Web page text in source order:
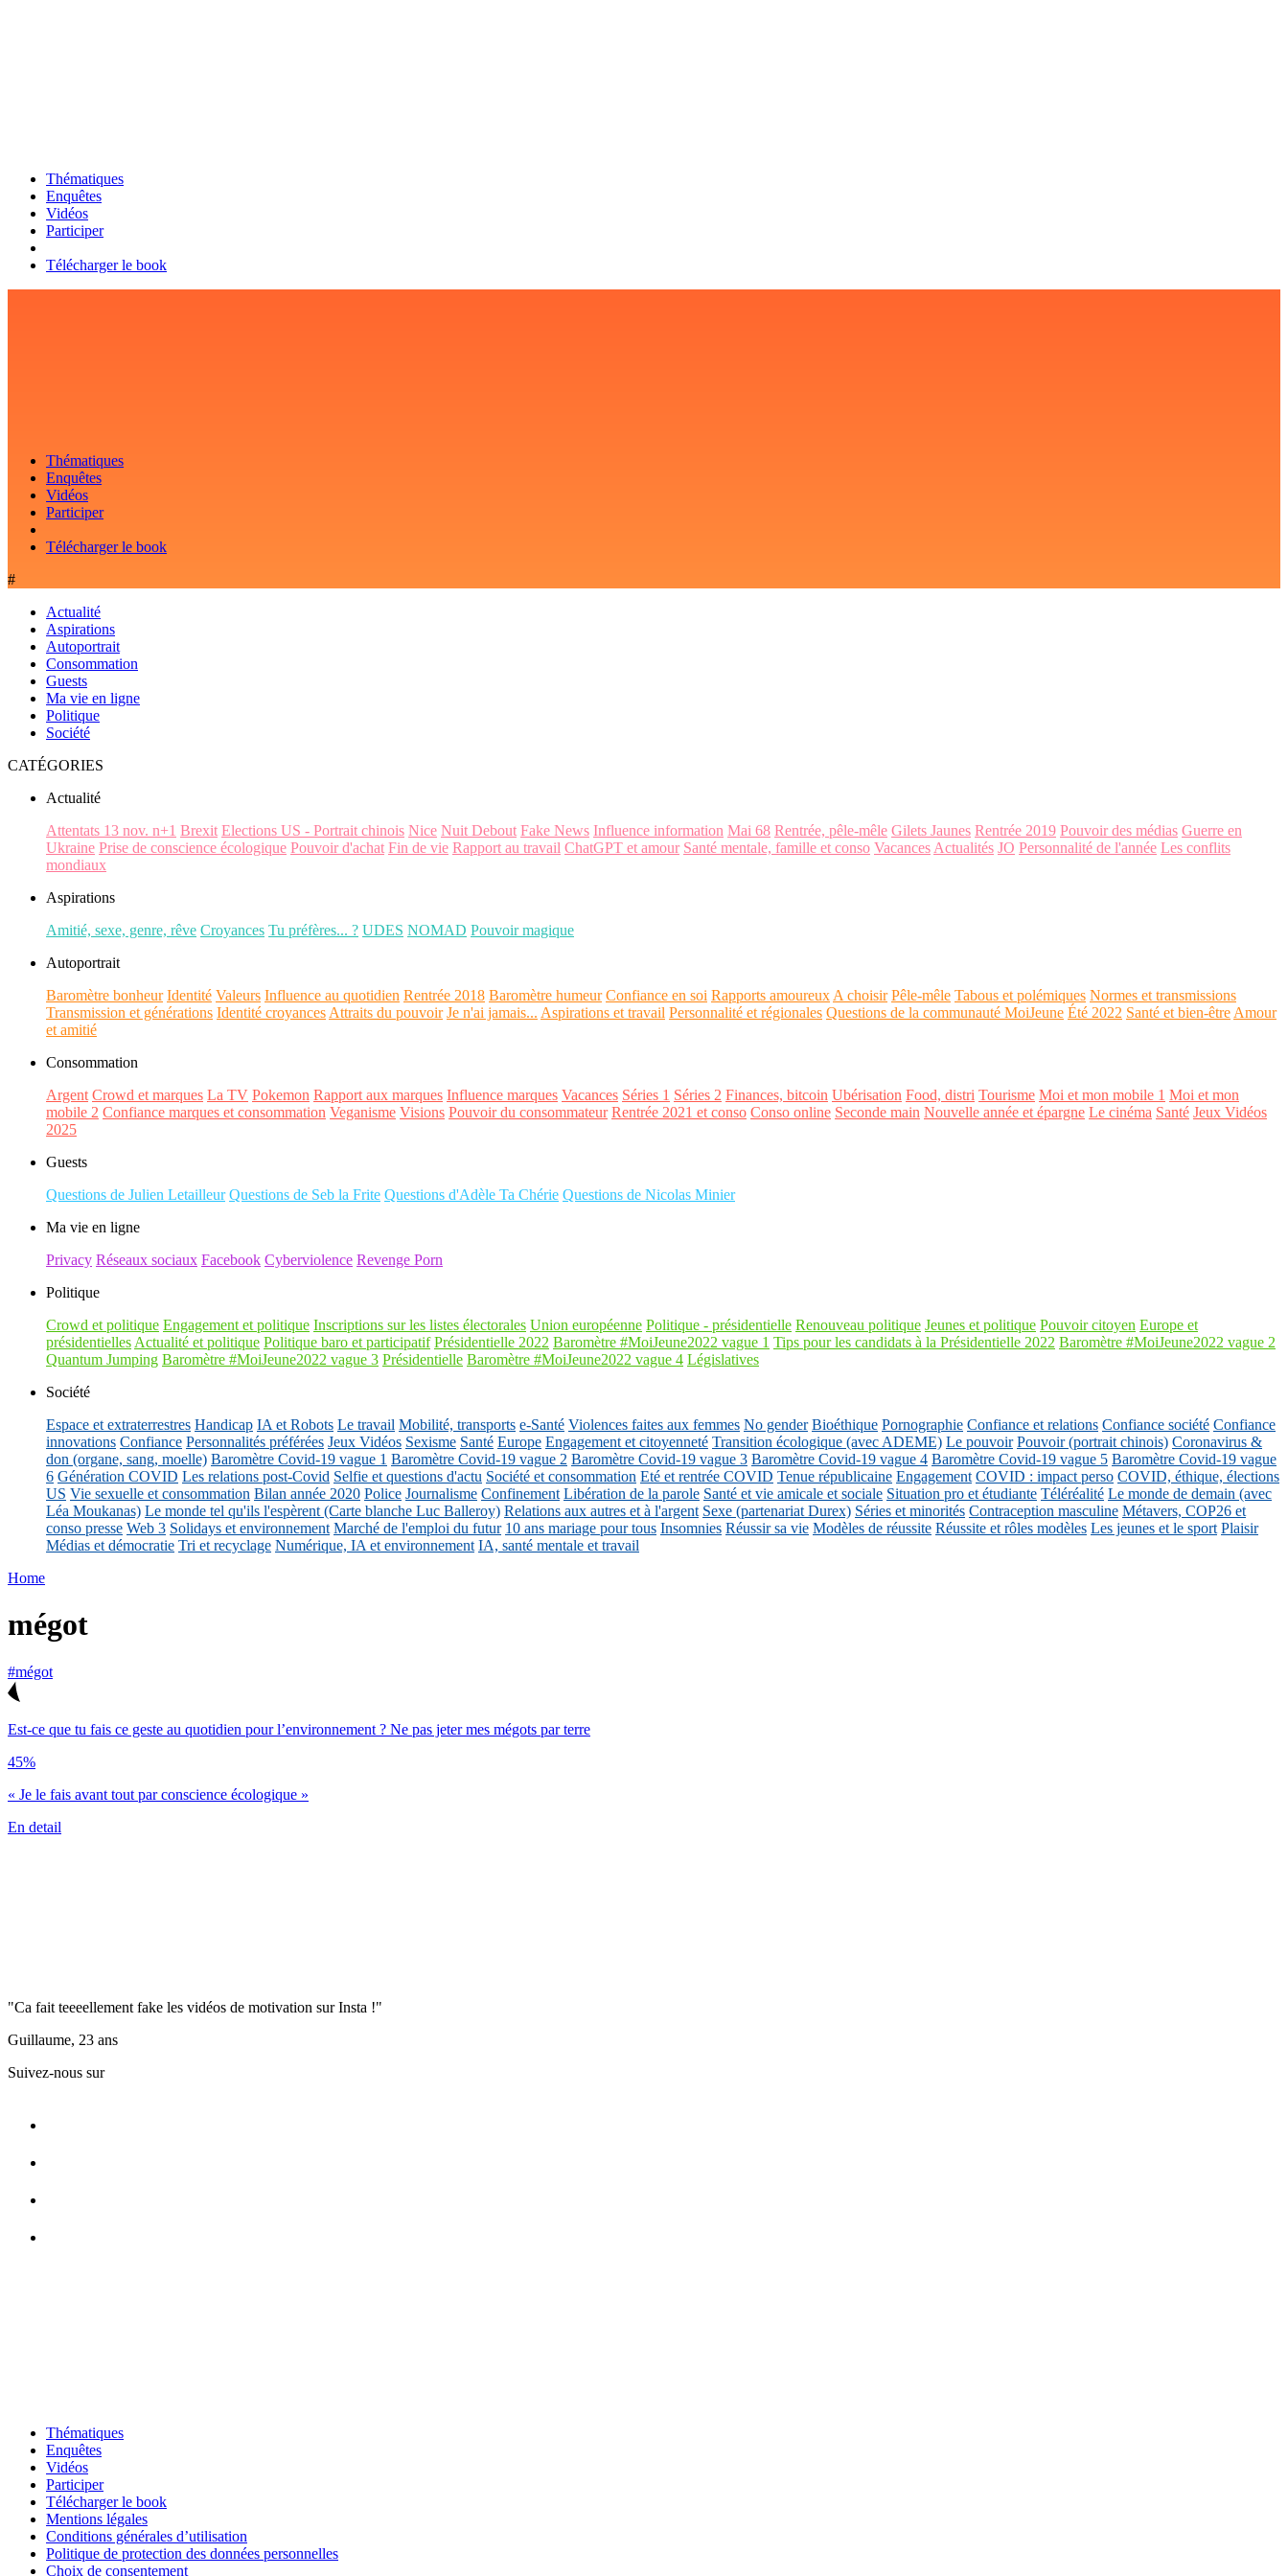
Thématiques
Enquêtes
Vidéos
Participer
Télécharger le book
Thématiques
Enquêtes
Vidéos
Participer
Télécharger le book
#
Actualité
Aspirations
Autoportrait
Consommation
Guests
Ma vie en ligne
Politique
Société
CATÉGORIES
Actualité
Attentats 13 nov. n+1 Brexit Elections US - Portrait chinois Nice Nuit Debout Fake News Influence information Mai 68 Rentrée, pêle-mêle Gilets Jaunes Rentrée 2019 Pouvoir des médias Guerre en
Ukraine Prise de conscience écologique Pouvoir d'achat Fin de vie Rapport au travail ChatGPT et amour Santé mentale, famille et conso Vacances Actualités JO Personnalité de l'année Les conflits
mondiaux
Aspirations
Amitié, sexe, genre, rêve Croyances Tu préfères... ? UDES NOMAD Pouvoir magique
Autoportrait
Baromètre bonheur Identité Valeurs Influence au quotidien Rentrée 2018 Baromètre humeur Confiance en soi Rapports amoureux A choisir Pêle-mêle Tabous et polémiques Normes et transmissions
Transmission et générations Identité croyances Attraits du pouvoir Je n'ai jamais... Aspirations et travail Personnalité et régionales Questions de la communauté MoiJeune Été 2022 Santé et bien-être Amour
et amitié
Consommation
Argent Crowd et marques La TV Pokemon Rapport aux marques Influence marques Vacances Séries 1 Séries 2 Finances, bitcoin Ubérisation Food, distri Tourisme Moi et mon mobile 1 Moi et mon
mobile 2 Confiance marques et consommation Veganisme Visions Pouvoir du consommateur Rentrée 2021 et conso Conso online Seconde main Nouvelle année et épargne Le cinéma Santé Jeux Vidéos
2025
Guests
Questions de Julien Letailleur Questions de Seb la Frite Questions d'Adèle Ta Chérie Questions de Nicolas Minier
Ma vie en ligne
Privacy Réseaux sociaux Facebook Cyberviolence Revenge Porn
Politique
Crowd et politique Engagement et politique Inscriptions sur les listes électorales Union européenne Politique - présidentielle Renouveau politique Jeunes et politique Pouvoir citoyen Europe et
présidentielles Actualité et politique Politique baro et participatif Présidentielle 2022 Baromètre #MoiJeune2022 vague 1 Tips pour les candidats à la Présidentielle 2022 Baromètre #MoiJeune2022 vague 2
Quantum Jumping Baromètre #MoiJeune2022 vague 3 Présidentielle Baromètre #MoiJeune2022 vague 4 Législatives
Société
Espace et extraterrestres Handicap IA et Robots Le travail Mobilité, transports e-Santé Violences faites aux femmes No gender Bioéthique Pornographie Confiance et relations Confiance société Confiance
innovations Confiance Personnalités préférées Jeux Vidéos Sexisme Santé Europe Engagement et citoyenneté Transition écologique (avec ADEME) Le pouvoir Pouvoir (portrait chinois) Coronavirus &
don (organe, sang, moelle) Baromètre Covid-19 vague 1 Baromètre Covid-19 vague 2 Baromètre Covid-19 vague 3 Baromètre Covid-19 vague 4 Baromètre Covid-19 vague 5 Baromètre Covid-19 vague
6 Génération COVID Les relations post-Covid Selfie et questions d'actu Société et consommation Eté et rentrée COVID Tenue républicaine Engagement COVID : impact perso COVID, éthique, élections
US Vie sexuelle et consommation Bilan année 2020 Police Journalisme Confinement Libération de la parole Santé et vie amicale et sociale Situation pro et étudiante Téléréalité Le monde de demain (avec
Léa Moukanas) Le monde tel qu'ils l'espèrent (Carte blanche Luc Balleroy) Relations aux autres et à l'argent Sexe (partenariat Durex) Séries et minorités Contraception masculine Métavers, COP26 et
conso presse Web 3 Solidays et environnement Marché de l'emploi du futur 10 ans mariage pour tous Insomnies Réussir sa vie Modèles de réussite Réussite et rôles modèles Les jeunes et le sport Plaisir
Médias et démocratie Tri et recyclage Numérique, IA et environnement IA, santé mentale et travail
Home
mégot
#mégot
Est-ce que tu fais ce geste au quotidien pour l’environnement ? Ne pas jeter mes mégots par terre
45%
« Je le fais avant tout par conscience écologique »
En detail
"Ca fait teeeellement fake les vidéos de motivation sur Insta !"
Guillaume, 23 ans
Suivez-nous sur
Thématiques
Enquêtes
Vidéos
Participer
Télécharger le book
Mentions légales
Conditions générales d’utilisation
Politique de protection des données personnelles
Choix de consentement